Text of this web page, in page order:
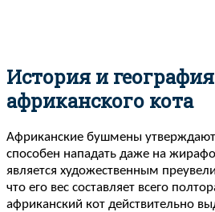
История и
африканского кота
Африканские бушмены
способен нападать даже на
является художественным
что его вес составляет всего
африканский кот действительно